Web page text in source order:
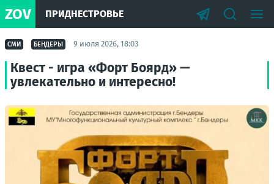
ZOV ПРИДНЕСТРОВЬЕ
СМИ БЕНДЕРЫ 9 июля 2026, 18:03
Квест - игра «Форт Боярд» —
увлекательно и интересно!